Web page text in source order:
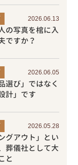
2026.06.13
の写真を棺に入
ですか？
2026.06.05
選び」ではなく
計」です
2026.05.28
グアウト」とい
葬儀社として大
と